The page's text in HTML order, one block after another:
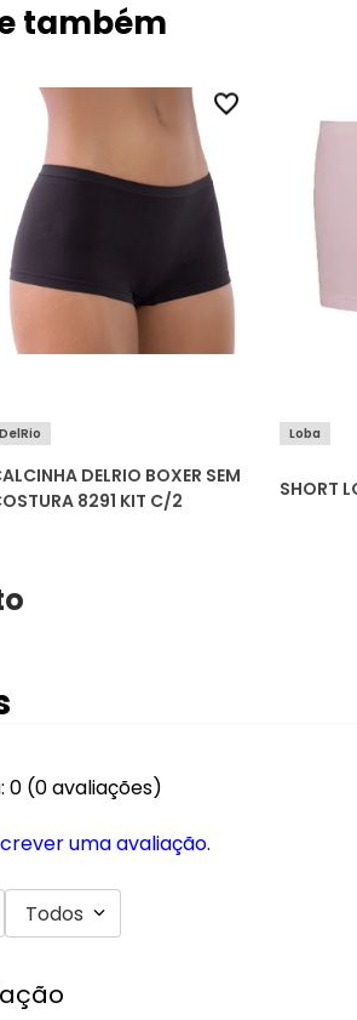
também
DelRio
DELRIO BOXER SEM
8291 KIT C/2
Loba
SHORT
0 (0 avaliações)
uma avaliação.
Todos